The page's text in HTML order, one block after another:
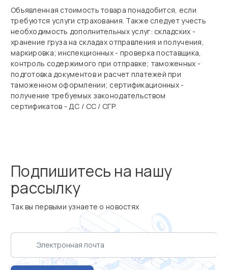
Объявленная стоимость товара понадобится, если
требуются услуги страхования. Также следует учесть
необходимость дополнительных услуг: складских -
хранение груза на складах отправления и получения,
маркировка; инспекционных - проверка поставщика,
контроль содержимого при отправке; таможенных -
подготовка документов и расчет платежей при
таможенном оформлении; сертификационных -
получение требуемых законодательством
сертификатов - ДС / СС / СГР.
Подпишитесь на нашу
рассылку
Так вы первыми узнаете о новостях